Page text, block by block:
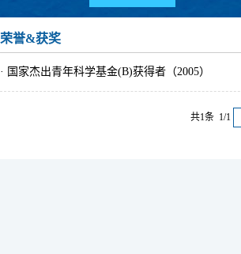
荣誉&获奖
· 国家杰出青年科学基金(B)获得者（2005）
共1条 1/1